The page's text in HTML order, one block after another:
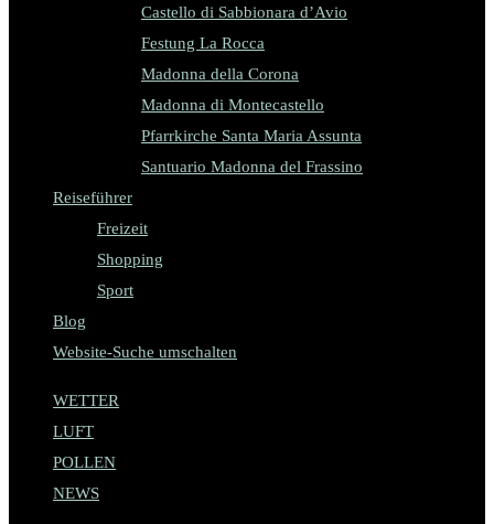
Castello di Sabbionara d’Avio
Festung La Rocca
Madonna della Corona
Madonna di Montecastello
Pfarrkirche Santa Maria Assunta
Santuario Madonna del Frassino
Reiseführer
Freizeit
Shopping
Sport
Blog
Website-Suche umschalten
WETTER
LUFT
POLLEN
NEWS